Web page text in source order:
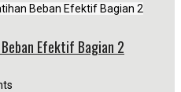
Efektif Bagian 2